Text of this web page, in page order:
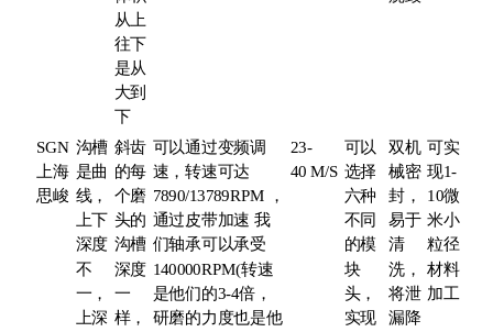
从上
往下
是从
大到
下
SGN
上海
思峻
沟槽
是曲
线，
上下
深度
不
一，
上深
斜齿
的每
个磨
头的
沟槽
深度
一
样，
可以通过变频调
速，转速可达
7890/13789RPM ，
通过皮带加速 我
们轴承可以承受
140000RPM(转速
是他们的3-4倍，
研磨的力度也是他
23-
40 M/S
可以
选择
六种
不同
的模
块
头，
实现
双机
械密
封，
易于
清
洗，
将泄
漏降
可实
现1-
10微
米小
粒径
材料
加工